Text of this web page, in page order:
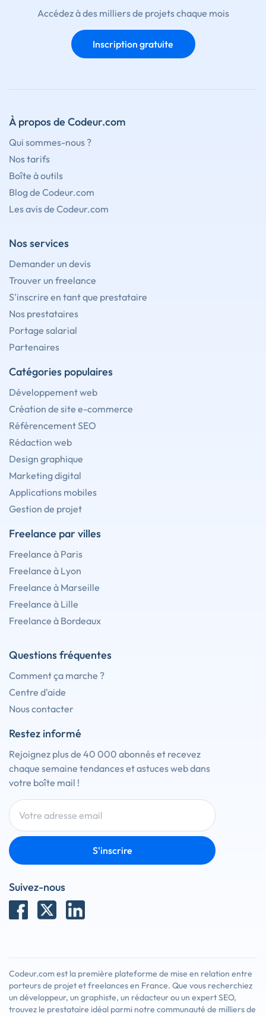
Accédez à des milliers de projets chaque mois
Inscription gratuite
À propos de Codeur.com
Qui sommes-nous ?
Nos tarifs
Boîte à outils
Blog de Codeur.com
Les avis de Codeur.com
Nos services
Demander un devis
Trouver un freelance
S'inscrire en tant que prestataire
Nos prestataires
Portage salarial
Partenaires
Catégories populaires
Développement web
Création de site e-commerce
Référencement SEO
Rédaction web
Design graphique
Marketing digital
Applications mobiles
Gestion de projet
Freelance par villes
Freelance à Paris
Freelance à Lyon
Freelance à Marseille
Freelance à Lille
Freelance à Bordeaux
Questions fréquentes
Comment ça marche ?
Centre d'aide
Nous contacter
Restez informé
Rejoignez plus de 40 000 abonnés et recevez
chaque semaine tendances et astuces web dans
votre boîte mail !
S'inscrire
Suivez-nous
Codeur.com est la première plateforme de mise en relation entre
porteurs de projet et freelances en France. Que vous recherchiez
un développeur, un graphiste, un rédacteur ou un expert SEO,
trouvez le prestataire idéal parmi notre communauté de milliers de